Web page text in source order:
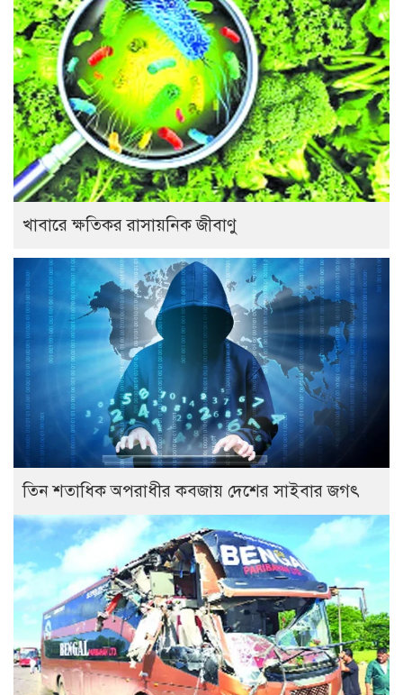
খাবারে ক্ষতিকর রাসায়নিক জীবাণু
তিন শতাধিক অপরাধীর কবজায় দেশের সাইবার জগৎ